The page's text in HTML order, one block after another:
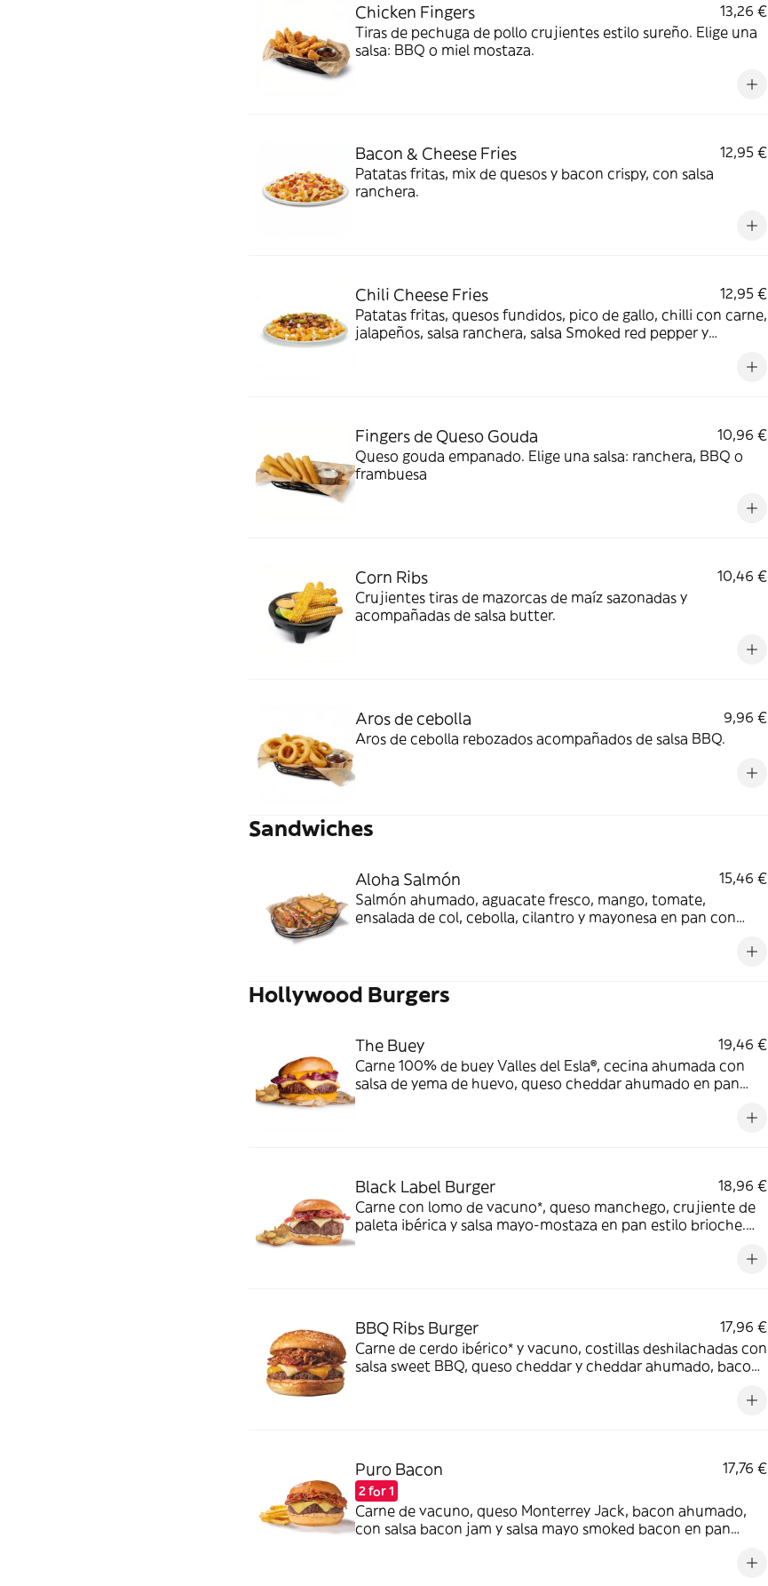
Chicken Fingers
13,26 €
Tiras de pechuga de pollo crujientes estilo sureño. Elige una
salsa: BBQ o miel mostaza.
Bacon & Cheese Fries
12,95 €
Patatas fritas, mix de quesos y bacon crispy, con salsa
ranchera.
Chili Cheese Fries
12,95 €
Patatas fritas, quesos fundidos, pico de gallo, chilli con carne,
jalapeños, salsa ranchera, salsa Smoked red pepper y
Fingers de Queso Gouda
10,96 €
Queso gouda empanado. Elige una salsa: ranchera, BBQ o
frambuesa
Corn Ribs
10,46 €
Crujientes tiras de mazorcas de maíz sazonadas y
acompañadas de salsa butter.
Aros de cebolla
9,96 €
Aros de cebolla rebozados acompañados de salsa BBQ.
Sandwiches
Aloha Salmón
15,46 €
Salmón ahumado, aguacate fresco, mango, tomate,
ensalada de col, cebolla, cilantro y mayonesa en pan con
previamente congelados a Tª < de -20ºC, mínimo 24 horas.
Hollywood Burgers
The Buey
19,46 €
Carne 100% de buey Valles del Esla®, cecina ahumada con
salsa de yema de huevo, queso cheddar ahumado en pan
Black Label Burger
18,96 €
Carne con lomo de vacuno*, queso manchego, crujiente de
paleta ibérica y salsa mayo-mostaza en pan estilo brioche.
BBQ Ribs Burger
17,96 €
Carne de cerdo ibérico* y vacuno, costillas deshilachadas con
salsa sweet BBQ, queso cheddar y cheddar ahumado, bacon
Puro Bacon
2 for 1
17,76 €
Carne de vacuno, queso Monterrey Jack, bacon ahumado,
con salsa bacon jam y salsa mayo smoked bacon en pan